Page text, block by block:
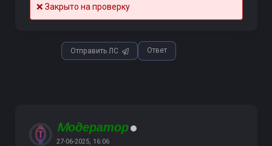
❌ Закрыто на проверку
Отправить ЛС Ответ
Mодератор
27-06-2025, 16:06